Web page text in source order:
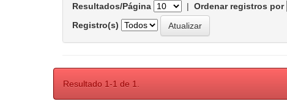
Resultados/Página | Ordenar registros por
Registro(s)
Resultado 1-1 de 1.